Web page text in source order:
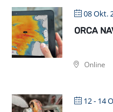
08 Okt.
ORCA
Online
12 - 14